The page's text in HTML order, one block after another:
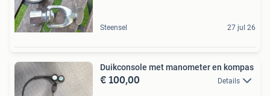
Steensel 27 jul 26
Duikconsole met manometer en kompas
€ 100,00 Details